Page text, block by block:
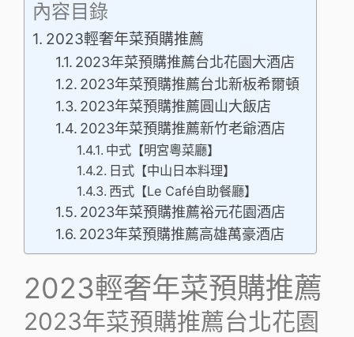
內容目錄
2023輕奢年菜預購推薦
2023年菜預購推薦台北花園大酒店
2023年菜預購推薦台北新板希爾頓
2023年菜預購推薦圓山大飯店
2023年菜預購推薦新竹老爺酒店
中式【明宮粵菜廳】
日式【中山日本料理】
西式【Le Café自助餐廳】
2023年菜預購推薦裕元花園酒店
2023年菜預購推薦高雄萬豪酒店
2023輕奢年菜預購推薦
2023年菜預購推薦台北花園